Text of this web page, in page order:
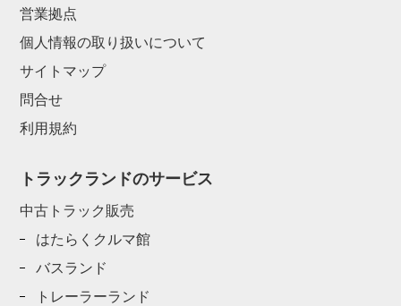
営業拠点
個人情報の取り扱いについて
サイトマップ
問合せ
利用規約
トラックランドのサービス
中古トラック販売
はたらくクルマ館
バスランド
トレーラーランド